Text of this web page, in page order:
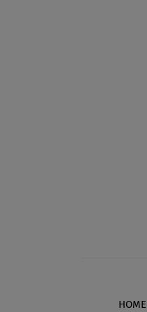
Footer
HOME